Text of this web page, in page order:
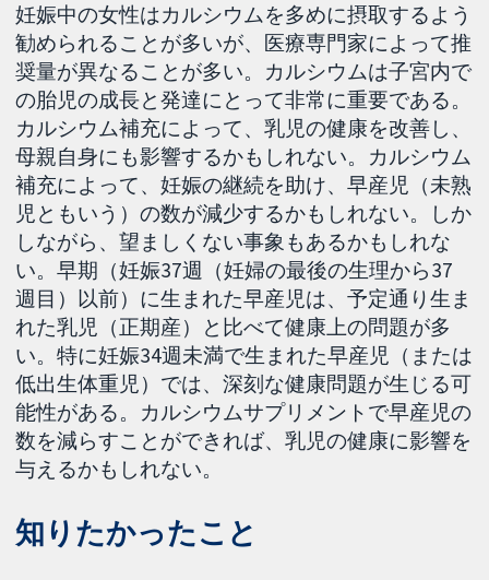
妊娠中の女性はカルシウムを多めに摂取するよう
勧められることが多いが、医療専門家によって推
奨量が異なることが多い。カルシウムは子宮内で
の胎児の成長と発達にとって非常に重要である。
カルシウム補充によって、乳児の健康を改善し、
母親自身にも影響するかもしれない。カルシウム
補充によって、妊娠の継続を助け、早産児（未熟
児ともいう）の数が減少するかもしれない。しか
しながら、望ましくない事象もあるかもしれな
い。早期（妊娠37週（妊婦の最後の生理から37
週目）以前）に生まれた早産児は、予定通り生ま
れた乳児（正期産）と比べて健康上の問題が多
い。特に妊娠34週未満で生まれた早産児（または
低出生体重児）では、深刻な健康問題が生じる可
能性がある。カルシウムサプリメントで早産児の
数を減らすことができれば、乳児の健康に影響を
与えるかもしれない。
知りたかったこと